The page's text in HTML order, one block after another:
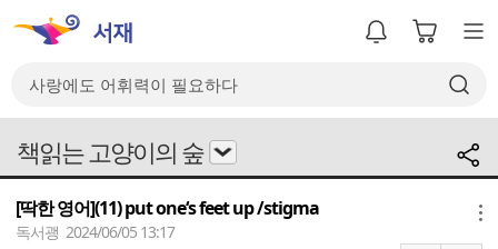
책읽는 고양이의 숲
[딱한 영어](11) put one‘s feet up /stigma
독서괭 2024/06/05 13:17